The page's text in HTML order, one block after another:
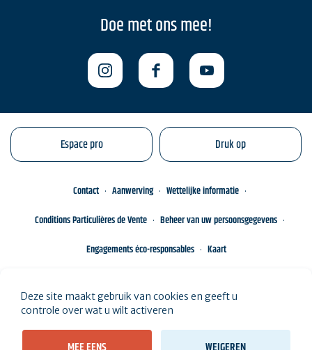
Doe met ons mee!
Espace pro Druk op
Contact Aanwerving
Wettelijke informatie
Conditions Particulières de Vente
Beheer van uw persoonsgegevens
Engagements éco-responsables
Kaart
Deze site maakt gebruik van cookies en geeft u
controle over wat u wilt activeren